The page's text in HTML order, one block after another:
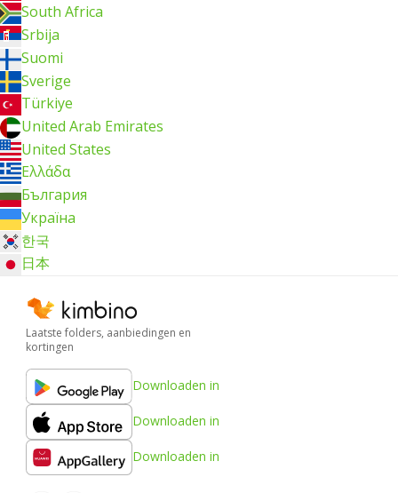
South Africa
Srbija
Suomi
Sverige
Türkiye
United Arab Emirates
United States
Ελλάδα
България
Україна
한국
日本
Laatste folders, aanbiedingen en
kortingen
Downloaden in
Downloaden in
Downloaden in